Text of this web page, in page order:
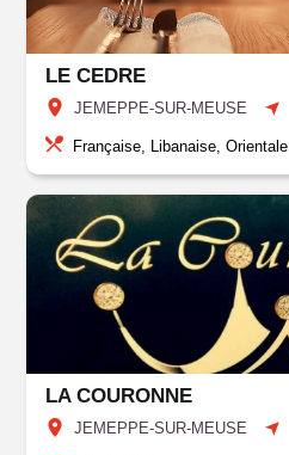
LE CEDRE
JEMEPPE-SUR-MEUSE
Française, Libanaise, Orientale
LA COURONNE
JEMEPPE-SUR-MEUSE